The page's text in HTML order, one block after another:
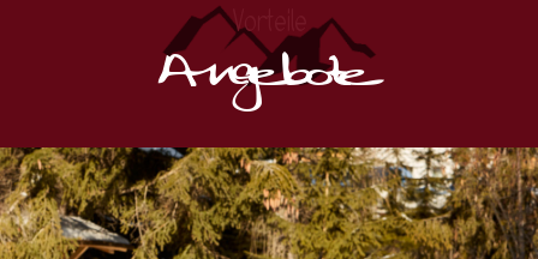
Vorteile
Angebote